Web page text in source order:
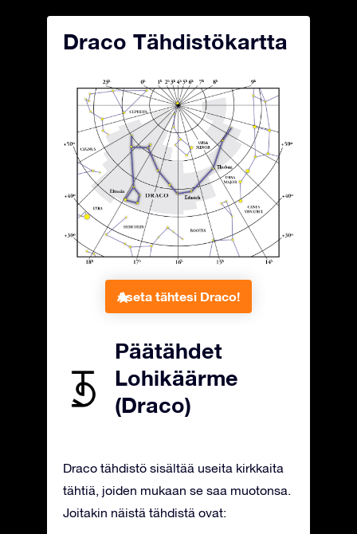
Draco Tähdistökartta
Aseta tähtesi Draco!
Päätähdet
Lohikäärme
(Draco)
Draco tähdistö sisältää useita kirkkaita
tähtiä, joiden mukaan se saa muotonsa.
Joitakin näistä tähdistä ovat: